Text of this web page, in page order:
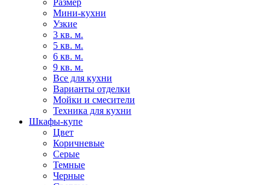
Размер
Мини-кухни
Узкие
3 кв. м.
5 кв. м.
6 кв. м.
9 кв. м.
Все для кухни
Варианты отделки
Мойки и смесители
Техника для кухни
Шкафы-купе
Цвет
Коричневые
Серые
Темные
Черные